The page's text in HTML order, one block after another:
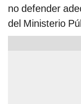
no defender
del Ministerio